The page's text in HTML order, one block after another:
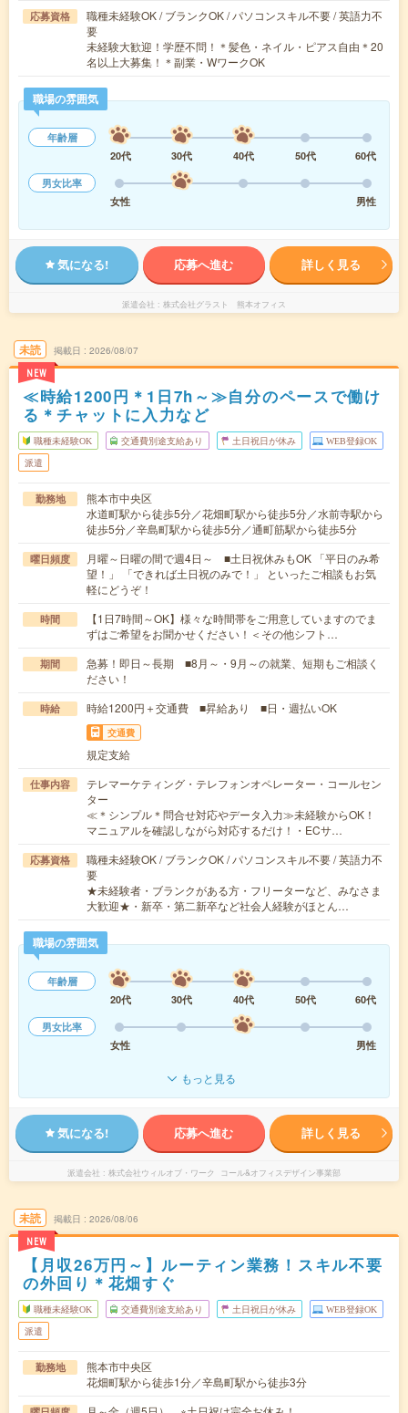
応募資格
職種未経験OK / ブランクOK / パソコンスキル不要 / 英語力不
要
未経験大歓迎！学歴不問！＊髪色・ネイル・ピアス自由＊20
名以上大募集！＊副業・WワークOK
職場の雰囲気
年齢層
20代
30代 40代 50代
60代
男女比率
女性
男性
気になる! 応募へ進む 詳しく見る
派遣会社 株式会社グラスト 熊本オフィス
未読
NEW
掲載日 2026/08/07
≪時給1200円＊1日7h～≫自分のペースで働け
る＊チャットに入力など
職種未経験OK 交通費別途支給あり 土日祝日が休み WEB登録OK
派遣
勤務地
熊本市中央区
水道町駅から徒歩5分／花畑町駅から徒歩5分／水前寺駅から
徒歩5分／辛島町駅から徒歩5分／通町筋駅から徒歩5分
曜日頻度
月曜～日曜の間で週4日～ ■土日祝休みもOK 「平日のみ希
望！」 「できれば土日祝のみで！」 といったご相談もお気
軽にどうぞ！
時間
【1日7時間～OK】様々な時間帯をご用意していますのでま
ずはご希望をお聞かせください！＜その他シフト…
期間
急募！即日～長期 ■8月～・9月～の就業、短期もご相談く
ださい！
時給 時給1200円＋交通費 ■昇給あり ■日・週払いOK
交通費
規定支給
仕事内容
テレマーケティング・テレフォンオペレーター・コールセン
ター
≪＊シンプル＊問合せ対応やデータ入力≫未経験からOK！
マニュアルを確認しながら対応するだけ！・ECサ…
応募資格
職種未経験OK / ブランクOK / パソコンスキル不要 / 英語力不
要
★未経験者・ブランクがある方・フリーターなど、みなさま
大歓迎★・新卒・第二新卒など社会人経験がほとん…
職場の雰囲気
年齢層
20代
30代 40代 50代
60代
男女比率
女性
男性
もっと見る
気になる! 応募へ進む 詳しく見る
派遣会社 株式会社ウィルオブ・ワーク コール&オフィスデザイン事業部
未読
NEW
掲載日 2026/08/06
【月収26万円～】ルーティン業務！スキル不要
の外回り＊花畑すぐ
職種未経験OK 交通費別途支給あり 土日祝日が休み WEB登録OK
派遣
勤務地
熊本市中央区
花畑町駅から徒歩1分／辛島町駅から徒歩3分